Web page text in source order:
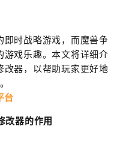
即时战略游戏，而魔兽争
游戏乐趣。本文将详细介
改器，以帮助玩家更好地
台
改器的作用